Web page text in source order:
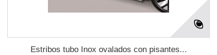
Estribos tubo Inox ovalados con pisantes...